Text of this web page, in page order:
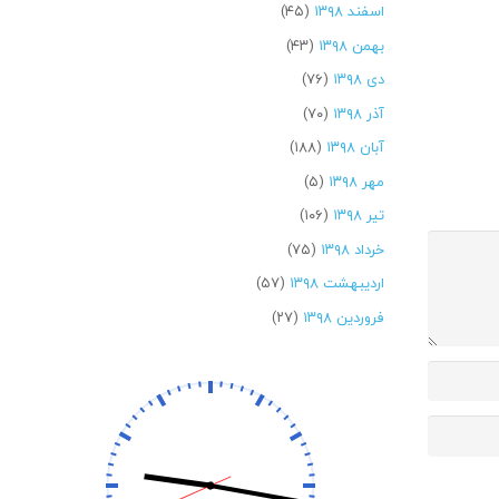
اسفند ۱۳۹۸
(۴۵)
بهمن ۱۳۹۸
(۴۳)
دی ۱۳۹۸
(۷۶)
آذر ۱۳۹۸
(۷۰)
آبان ۱۳۹۸
(۱۸۸)
مهر ۱۳۹۸
(۵)
تیر ۱۳۹۸
(۱۰۶)
خرداد ۱۳۹۸
(۷۵)
اردیبهشت ۱۳۹۸
(۵۷)
فروردین ۱۳۹۸
(۲۷)